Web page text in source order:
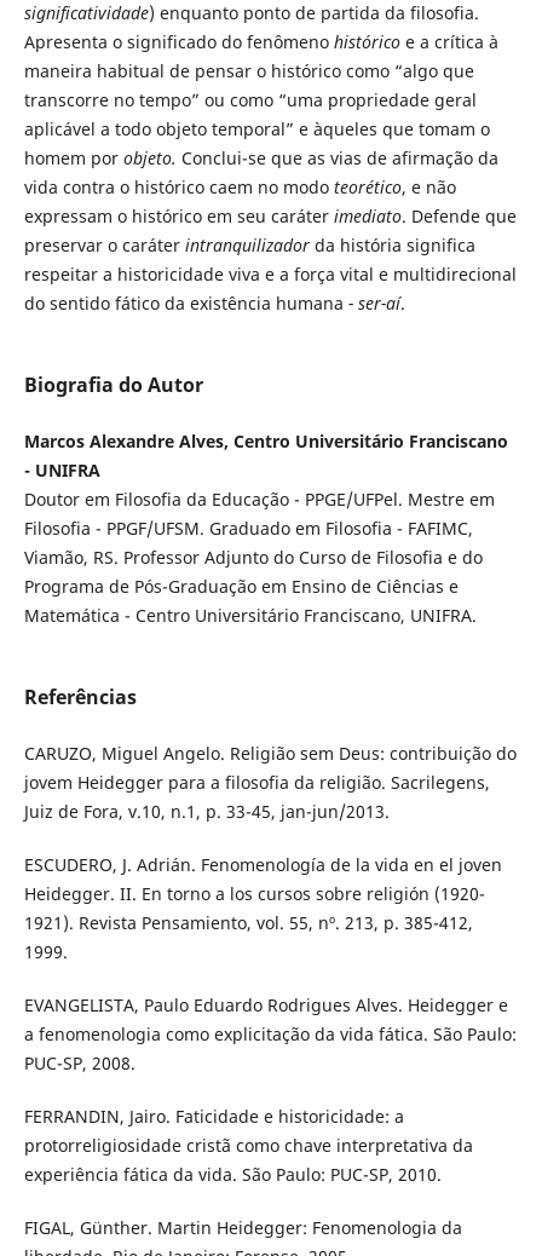
significatividade) enquanto ponto de partida da filosofia.
Apresenta o significado do fenômeno históricoe a crítica à
maneira habitual de pensar o histórico como “algo que
transcorre no tempo” ou como “uma propriedade geral
aplicável a todo objeto temporal” e àqueles que tomam o
homem por objeto. Conclui-se que as vias de afirmação da
vida contra o histórico caem no modo teorético, e não
expressam o histórico em seu caráter imediato. Defende que
preservar o caráter intranquilizador da história significa
respeitar a historicidade viva e a força vital e multidirecional
do sentido fático da existência humana - ser-aí.
Biografia do Autor
Marcos Alexandre Alves, Centro Universitário Franciscano
- UNIFRA
Doutor em Filosofia da Educação - PPGE/UFPel. Mestre em
Filosofia - PPGF/UFSM. Graduado em Filosofia - FAFIMC,
Viamão, RS. Professor Adjunto do Curso de Filosofia e do
Programa de Pós-Graduação em Ensino de Ciências e
Matemática - Centro Universitário Franciscano, UNIFRA.
Referências
CARUZO, Miguel Angelo. Religião sem Deus: contribuição do
jovem Heidegger para a filosofia da religião. Sacrilegens,
Juiz de Fora, v.10, n.1, p. 33-45, jan-jun/2013.
ESCUDERO, J. Adrián. Fenomenología de la vida en el joven
Heidegger. II. En torno a los cursos sobre religión (1920-
1921). Revista Pensamiento, vol. 55, nº. 213, p. 385-412,
1999.
EVANGELISTA, Paulo Eduardo Rodrigues Alves. Heidegger e
a fenomenologia como explicitação da vida fática. São Paulo:
PUC-SP, 2008.
FERRANDIN, Jairo. Faticidade e historicidade: a
protorreligiosidade cristã como chave interpretativa da
experiência fática da vida. São Paulo: PUC-SP, 2010.
FIGAL, Günther. Martin Heidegger: Fenomenologia da